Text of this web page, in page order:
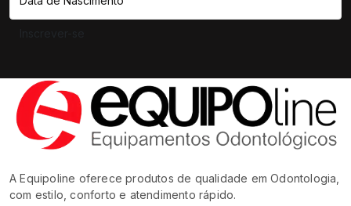
A Equipoline oferece produtos de qualidade em Odontologia,
com estilo, conforto e atendimento rápido.